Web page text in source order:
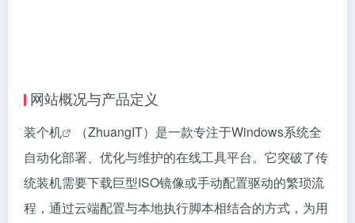
网站概况与产品定义
装个机
（ZhuangIT）是一款专注于Windows系统全
自动化部署、优化与维护的在线工具平台。它突破了传
统装机需要下载巨型ISO镜像或手动配置驱动的繁琐流
程，通过云端配置与本地执行脚本相结合的方式，为用